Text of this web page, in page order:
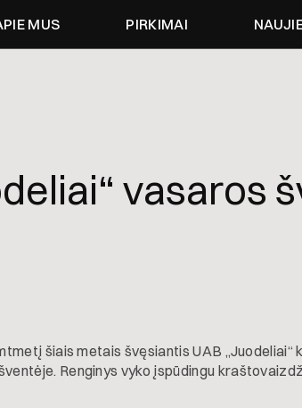
MUS PIRKIMAI
vasaros
šiais metais švęsiantis UAB „Juodeliai“
Renginys vyko įspūdingu